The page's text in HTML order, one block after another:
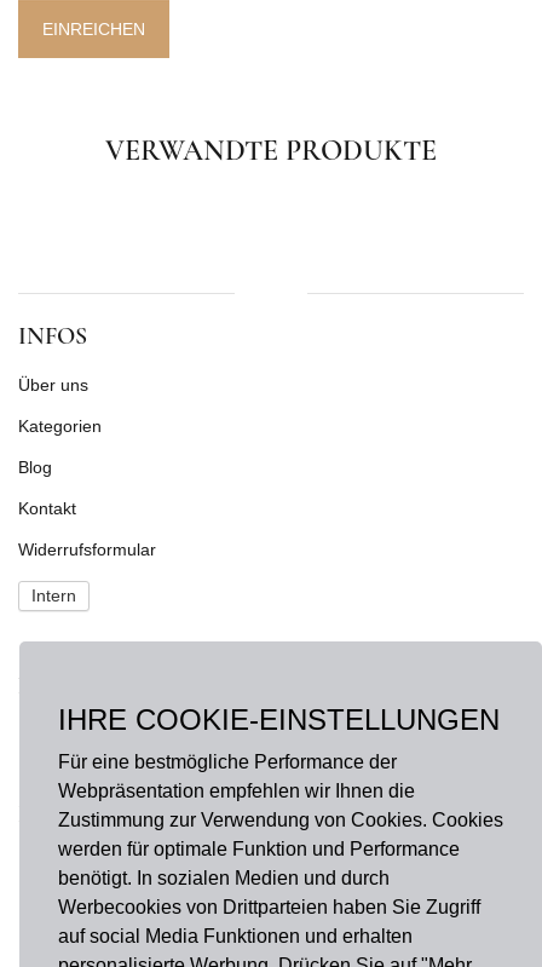
IHRE COOKIE-EINSTELLUNGEN
Für eine bestmögliche Performance der
Webpräsentation empfehlen wir Ihnen die
Zustimmung zur Verwendung von Cookies. Cookies
werden für optimale Funktion und Performance
benötigt. In sozialen Medien und durch
Werbecookies von Drittparteien haben Sie Zugriff
auf social Media Funktionen und erhalten
EINREICHEN
VERWANDTE PRODUKTE
INFOS
Über uns
Kategorien
Blog
Kontakt
Widerrufsformular
Intern
NEWS
Fragen?onlineshop@hausdermanufakturen.de
FOLGE UNS AUF
Instagram